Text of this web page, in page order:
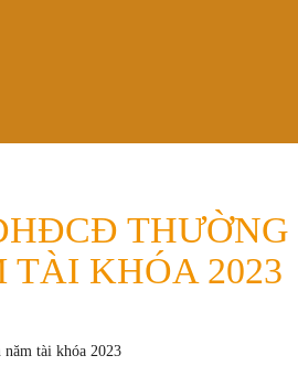
THƯỜNG
TÀI KHÓA 2023
tài khóa 2023